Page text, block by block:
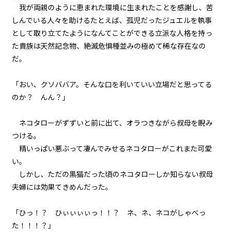
episode35
悪役令嬢、値段をつけられる。
episode36
る。
episode39
悪役令嬢、うっかりポロリする。
episode40
我が両親のように恵まれた環境に生まれたことを感謝し、苦
しんでいる人々を助ける――たとえば、孤児だったジュエルを執事
として取り立てたように――なんてことができる立派な人格を持っ
た貴族は天然記念物、絶滅危惧種並みの極めて稀な存在なの
だ。
「おい、クソババア。そんな口を利いていい立場だと思ってる
のか？ んん？」
ネコタローがずずいと前に出て、オラつきながら叔母を睨み
つける。
精いっぱい悪ぶって凄んでみせるネコタローがこれまた可愛
い。
しかし、ただの黒猫だった頃のネコタローしか知らない叔母
夫婦には効果てきめんだった。
「ひっ！？ ひぃぃぃぃっ！！？ ネ、ネ、ネコがしゃべっ
た！！！？」